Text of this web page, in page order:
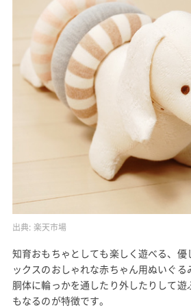
出典: 楽天市場
知育おもちゃとしても楽しく遊べる、優
ックスのおしゃれな赤ちゃん用ぬいぐる
胴体に輪っかを通したり外したりして遊
もなるのが特徴です。